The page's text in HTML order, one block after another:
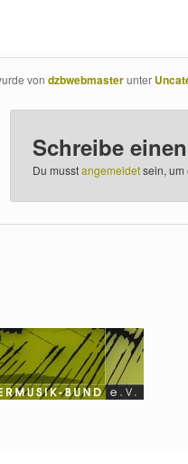
vondzbwebmasterunter
Schreibe
Du musstangemeldetsein, um